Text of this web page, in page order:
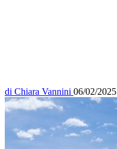
di Chiara Vannini 06/02/2025